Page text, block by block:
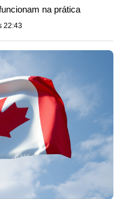
na prática
22:43